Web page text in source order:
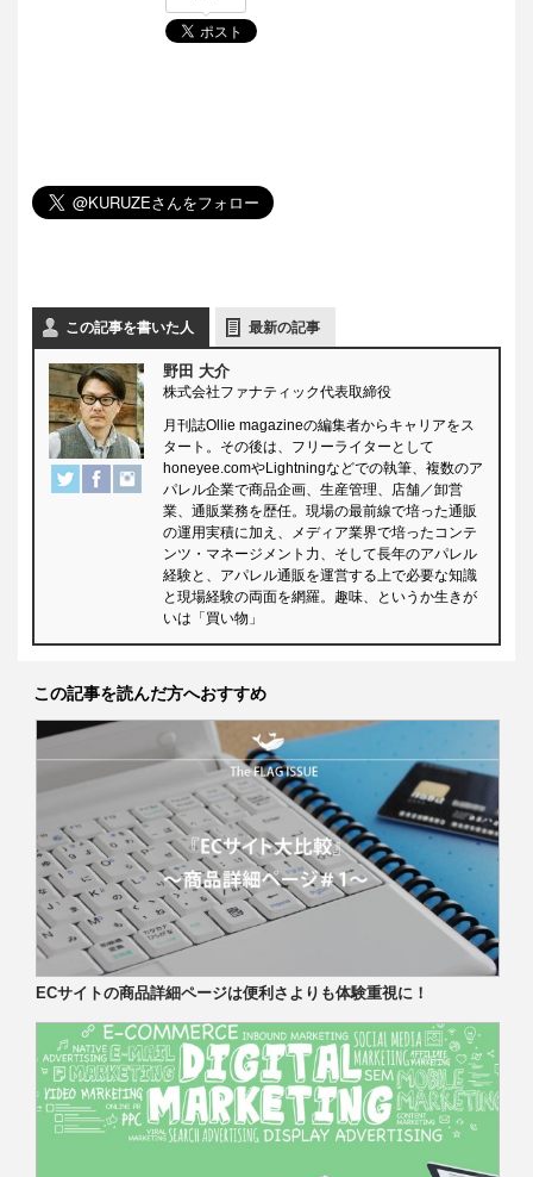
この記事を書いた人 最新の記事
野田 大介
株式会社ファナティック代表取締役
月刊誌Ollie magazineの編集者からキャリアをス
タート。その後は、フリーライターとして
honeyee.comやLightningなどでの執筆、複数のア
パレル企業で商品企画、生産管理、店舗／卸営
業、通販業務を歴任。現場の最前線で培った通販
の運用実積に加え、メディア業界で培ったコンテ
ンツ・マネージメント力、そして長年のアパレル
経験と、アパレル通販を運営する上で必要な知識
と現場経験の両面を網羅。趣味、というか生きが
いは「買い物」
この記事を読んだ方へおすすめ
ECサイトの商品詳細ページは便利さよりも体験重視に！